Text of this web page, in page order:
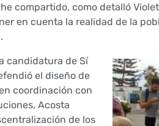
compartido, como detalló
en cuenta la realidad de la
candidatura de Sí
el diseño de
coordinación con
Acosta
de los